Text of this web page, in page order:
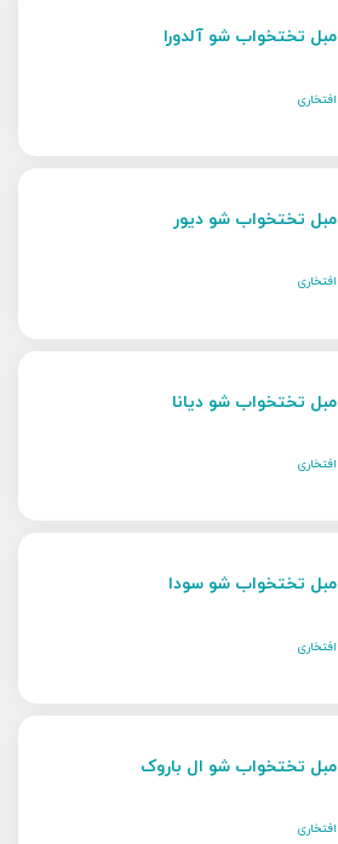
مبل تختخواب شو آلدورا
افتخاری
مبل تختخواب شو دیور
افتخاری
مبل تختخواب شو دیانا
افتخاری
مبل تختخواب شو سودا
افتخاری
مبل تختخواب شو ال باروک
افتخاری